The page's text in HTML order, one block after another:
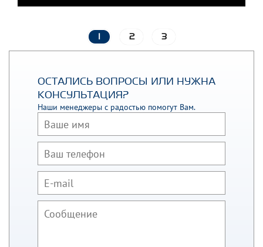
2 3
ОСТАЛИСЬ ВОПРОСЫ ИЛИ НУЖНА
КОНСУЛЬТАЦИЯ?
Наши менеджеры с радостью помогут Вам.